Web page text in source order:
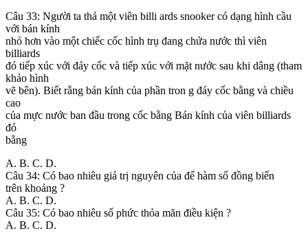
Câu 33: Người ta thả một viên billi ards snooker có dạng hình cầu
với bán kính
nhỏ hơn vào một chiếc cốc hình trụ đang chứa nước thì viên
billiards
đó tiếp xúc với đáy cốc và tiếp xúc với mặt nước sau khi dâng (tham
khảo hình
vẽ bên). Biết rằng bán kính của phần tron g đáy cốc bằng và chiều
cao
của mực nước ban đầu trong cốc bằng Bán kính của viên billiards
đó
bằng
A. B. C. D.
Câu 34: Có bao nhiêu giá trị nguyên của để hàm số đồng biến
trên khoảng ?
A. B. C. D.
Câu 35: Có bao nhiêu số phức thỏa mãn điều kiện ?
A. B. C. D.